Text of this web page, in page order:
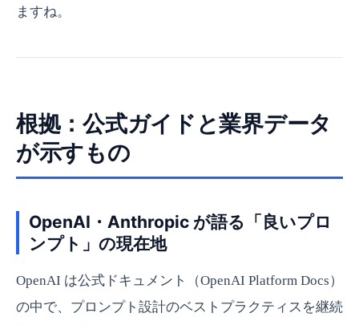
ますね。
根拠：公式ガイドと業界データ
が示すもの
OpenAI・Anthropic が語る「良いプロ
ンプト」の現在地
OpenAI は公式ドキュメント（OpenAI Platform Docs）
の中で、プロンプト設計のベストプラクティスを継続